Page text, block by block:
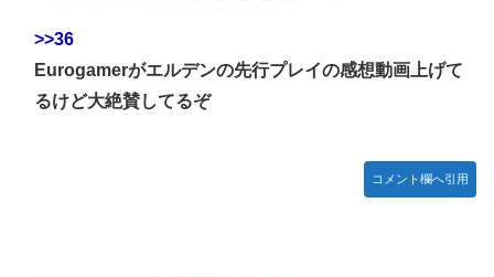
>>36
Eurogamerがエルデンの先行プレイの感想動画上げて
るけど大絶賛してるぞ
コメント欄へ引用